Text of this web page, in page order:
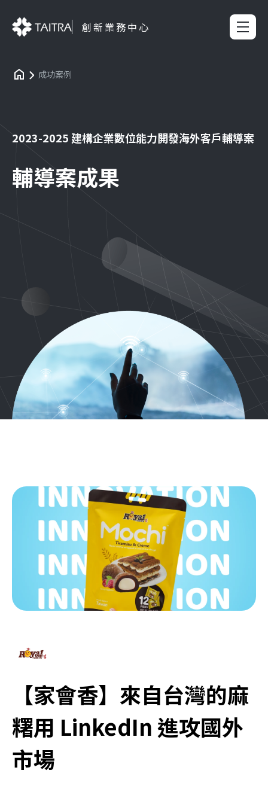
創新業務中心
成功案例
2023-2025 建構企業數位能力開發海外客戶輔導案
輔導案成果
【家會香】來自台灣的麻
糬用 LinkedIn 進攻國外
市場